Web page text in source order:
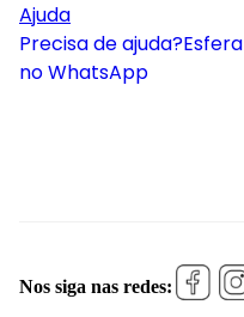
Ajuda
Precisa de ajuda?Esfera
no WhatsApp
Nos siga nas redes: